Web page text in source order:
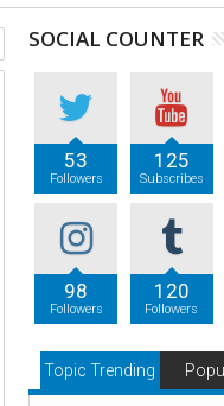
SOCIAL COUNTER
53
Followers
125
Subscribes
98
Followers
120
Followers
Topic Trending